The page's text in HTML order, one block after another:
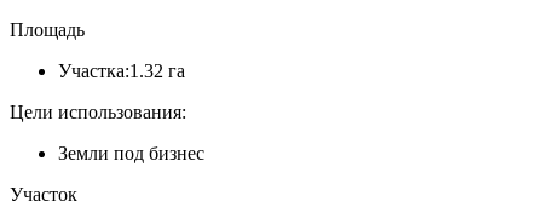
Площадь
Участка:1.32 га
Цели использования:
Земли под бизнес
Участок